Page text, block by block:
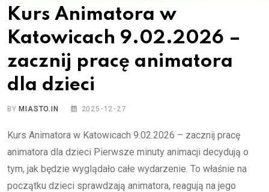
Kurs Animatora w
Katowicach 9.02.2026 –
zacznij pracę animatora
dla dzieci
BYMIASTO.IN 2025-12-27
Kurs Animatora w Katowicach 9.02.2026 – zacznij pracę
animatora dla dzieci Pierwsze minuty animacji decydują o
tym, jak będzie wyglądało całe wydarzenie. To właśnie na
początku dzieci sprawdzają animatora, reagują na jego